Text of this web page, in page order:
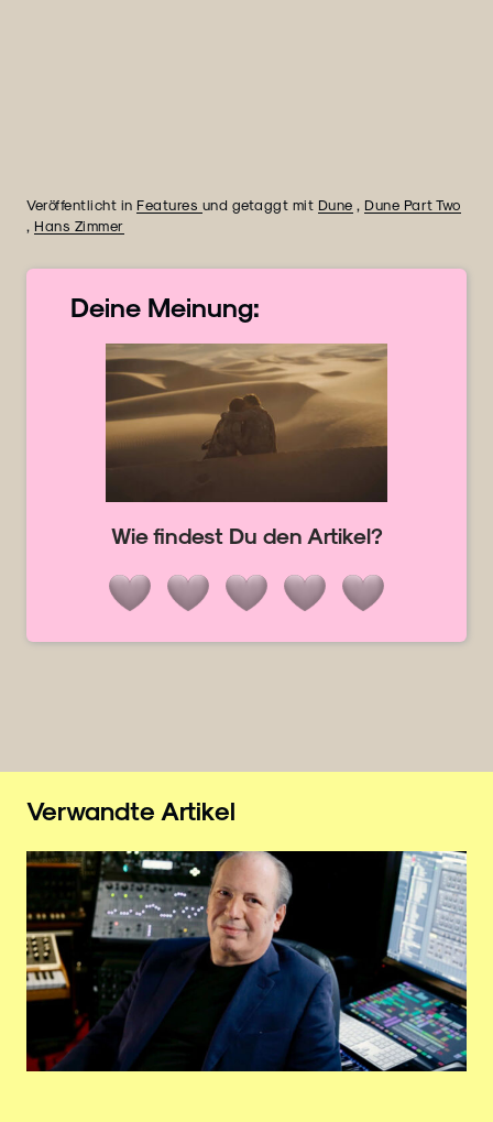
Veröffentlicht in Features und getaggt mit Dune , Dune Part Two
, Hans Zimmer
Deine Meinung:
Wie findest Du den Artikel?
Verwandte Artikel